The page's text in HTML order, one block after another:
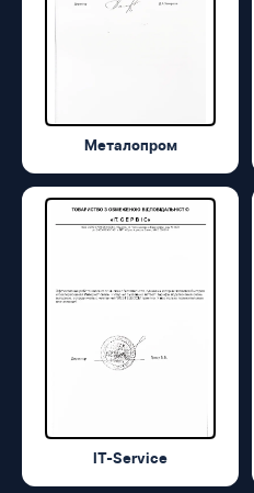
Металопром
IT-Service